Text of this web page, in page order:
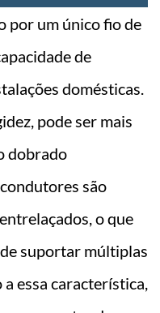
por um único fio de
de
domésticas.
pode ser mais
dobrado
são
o que
suportar múltiplas
essa característica,